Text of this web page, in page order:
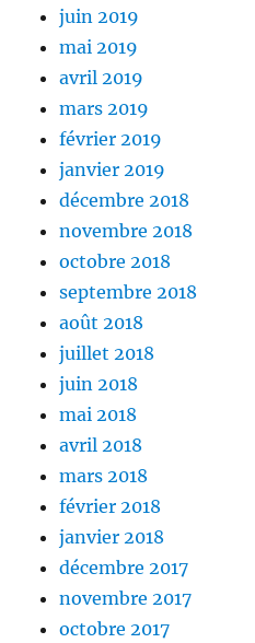
juin 2019
mai 2019
avril 2019
mars 2019
février 2019
janvier 2019
décembre 2018
novembre 2018
octobre 2018
septembre 2018
août 2018
juillet 2018
juin 2018
mai 2018
avril 2018
mars 2018
février 2018
janvier 2018
décembre 2017
novembre 2017
octobre 2017